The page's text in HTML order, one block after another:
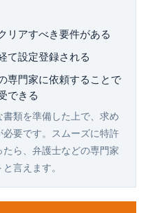
リアすべき要件がある
て設定登録される
専門家に依頼することで
できる
類を準備した上で、求め
要です。スムーズに特許
ら、弁護士などの専門家
言えます。